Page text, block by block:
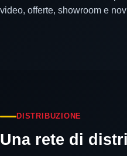
video, offerte, showroom e
DISTRIBUZIONE
Una rete di